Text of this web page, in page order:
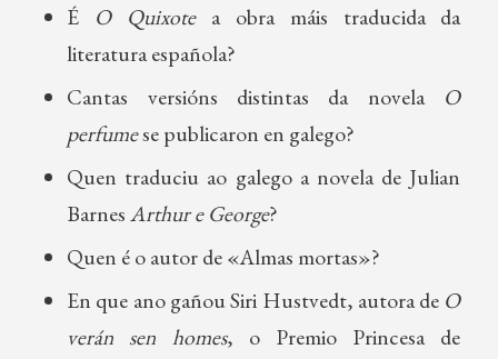
É O Quixotea obra máis traducida da
literatura española?
Cantas versións distintas da novela O
perfumese publicaron en galego?
Quen traduciu ao galego a novela de Julian
BarnesArthur e George?
Quen é o autor de «Almas mortas»?
En que ano gañou Siri Hustvedt, autora de O
verán sen homes, o Premio Princesa de